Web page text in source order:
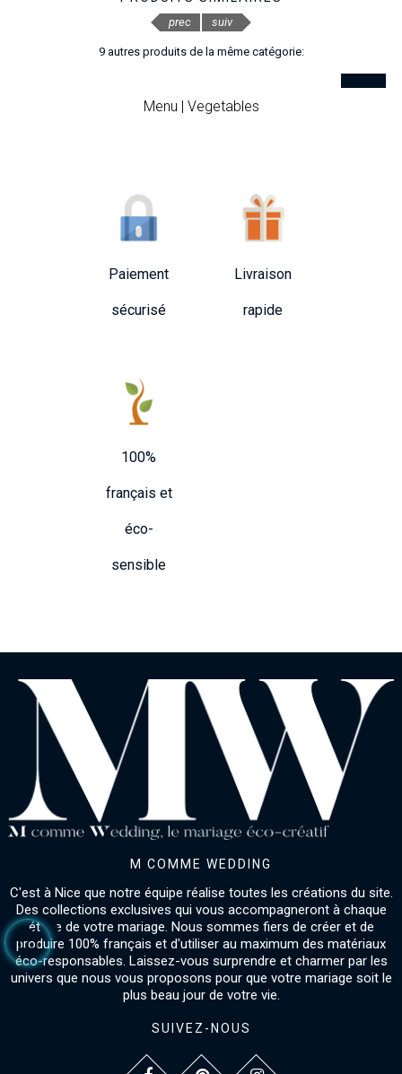
9 autres produits de la même catégorie:
Menu | Vegetables
prec suiv
Paiement
sécurisé
Livraison
rapide
100%
français et
éco-
sensible
M COMME WEDDING
C'est à Nice que notre équipe réalise toutes les créations du site.
Des collections exclusives qui vous accompagneront à chaque
étape de votre mariage. Nous sommes fiers de créer et de
produire 100% français et d'utiliser au maximum des matériaux
éco-responsables. Laissez-vous surprendre et charmer par les
univers que nous vous proposons pour que votre mariage soit le
plus beau jour de votre vie.
SUIVEZ-NOUS